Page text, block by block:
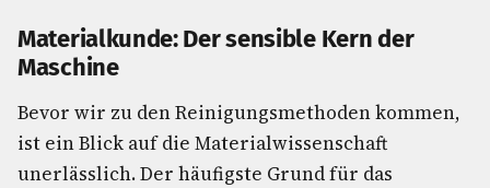
Materialkunde: Der sensible Kern der
Maschine
Bevor wir zu den Reinigungsmethoden kommen,
ist ein Blick auf die Materialwissenschaft
unerlässlich. Der häufigste Grund für das